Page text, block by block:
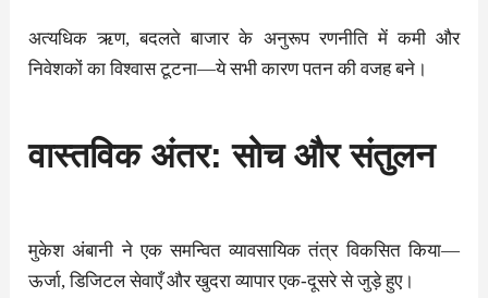
अत्यधिक ऋण, बदलते बाजार के अनुरूप रणनीति में कमी और
निवेशकों का विश्वास टूटना—ये सभी कारण पतन की वजह बने।
वास्तविक अंतर: सोच और संतुलन
मुकेश अंबानी ने एक समन्वित व्यावसायिक तंत्र विकसित किया—
ऊर्जा, डिजिटल सेवाएँ और खुदरा व्यापार एक-दूसरे से जुड़े हुए।